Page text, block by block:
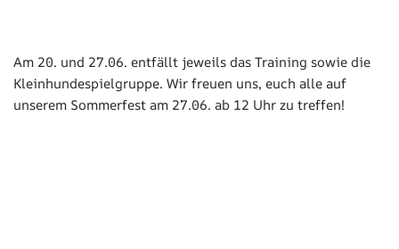
Am 20. und 27.06. entfällt jeweils das Training sowie die
Kleinhundespielgruppe. Wir freuen uns, euch alle auf
unserem Sommerfest am 27.06. ab 12 Uhr zu treffen!